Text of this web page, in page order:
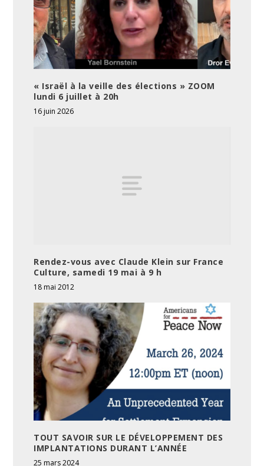
« Israël à la veille des élections » ZOOM
lundi 6 juillet à 20h
16 juin 2026
Rendez-vous avec Claude Klein sur France
Culture, samedi 19 mai à 9 h
18 mai 2012
TOUT SAVOIR SUR LE DÉVELOPPEMENT DES
IMPLANTATIONS DURANT L’ANNÉE
25 mars 2024